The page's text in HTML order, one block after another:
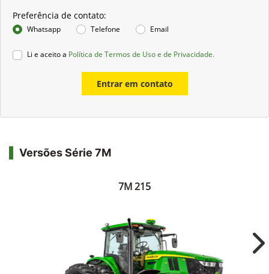
Preferência de contato:
Whatsapp Telefone Email
Li e aceito a Política de Termos de Uso e de Privacidade.
Entrar em contato
Versões Série 7M
7M 215